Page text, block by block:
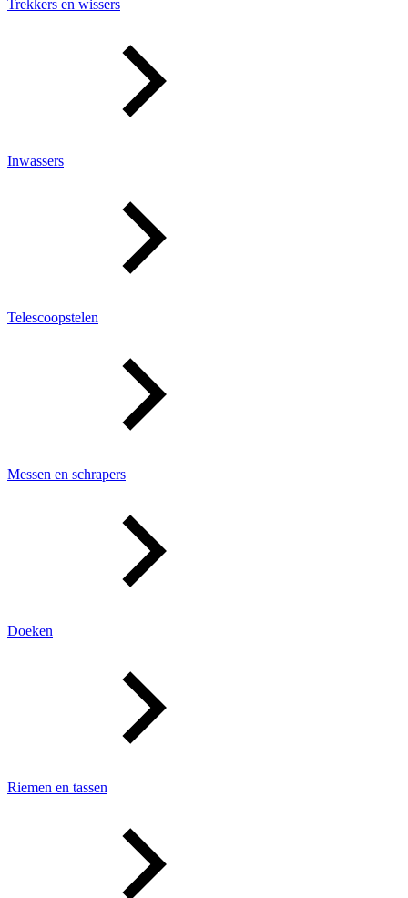
Trekkers en wissers
Inwassers
Telescoopstelen
Messen en schrapers
Doeken
Riemen en tassen